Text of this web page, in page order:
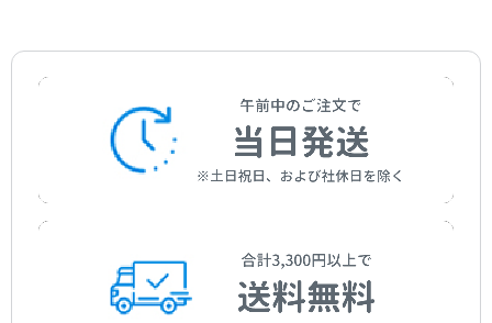
Anon.
Watanabe，Shigeru
茶木滋
Chaki，Shigeru
とんぼのめがね
作詞者：額賀誠志
Nukaga，Seishi
こぎつね
Traditional
作曲者：岡野貞一
Okano，Teiichi
こいのぼり（やねよりたかい）
作曲者：作曲者不詳
Anon.
ももたろう
岡野貞一
Tanaka，Nana
とんでったバナナ
片岡 輝
Kataoka，Hikaru
Matsushima，Tsune
作詞者：林 柳波
Hayashi，Ryuha
おどろうたのしいポーレチケ
-
Traditional
作詞者：小林幹治
もりのくまさん
作曲者：-
Traditional
ハッピー・バースディ・トゥ・ユー
作曲者：ヒル，ミルドレッド・J／ヒル，パティ・スミス
うみ（うみはひろいな）